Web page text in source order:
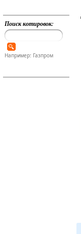
Поиск котировок:
Например: Газпром